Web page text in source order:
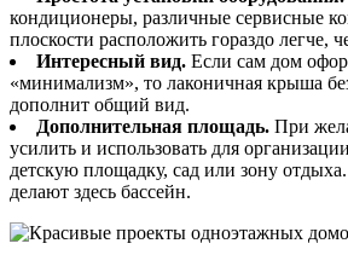
кондиционеры, различные сервисные
плоскости расположить гораздо легче,
Интересный вид. Если сам дом
«минимализм», то лаконичная крыша
дополнит общий вид.
Дополнительная площадь. При
усилить и использовать для
детскую площадку, сад или зону
делают здесь бассейн.